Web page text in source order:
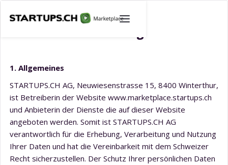
1. Allgemeines
STARTUPS.CH AG, Neuwiesenstrasse 15, 8400 Winterthur,
ist Betreiberin der Website www.marketplace.startups.ch
und Anbieterin der Dienste die auf dieser Website
angeboten werden. Somit ist STARTUPS.CH AG
verantwortlich für die Erhebung, Verarbeitung und Nutzung
Ihrer Daten und hat die Vereinbarkeit mit dem Schweizer
Recht sicherzustellen. Der Schutz Ihrer persönlichen Daten